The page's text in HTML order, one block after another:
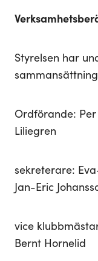
Styrelsen har
Ordförande:
Liliegren
sekreterare:
Jan-Eric
vice
Bernt Hornelid